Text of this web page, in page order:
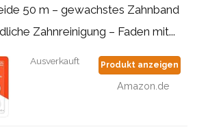
50 m – gewachstes Zahnband
Zahnreinigung – Faden mit...
Ausverkauft Produkt anzeigen
Amazon.de